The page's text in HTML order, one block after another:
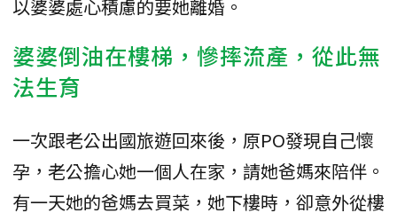
以婆婆處心積慮的要她離婚。
婆婆倒油在樓梯，慘摔流產，從此無
法生育
一次跟老公出國旅遊回來後，原PO發現自己懷
孕，老公擔心她一個人在家，請她爸媽來陪伴。
有一天她的爸媽去買菜，她下樓時，卻意外從樓